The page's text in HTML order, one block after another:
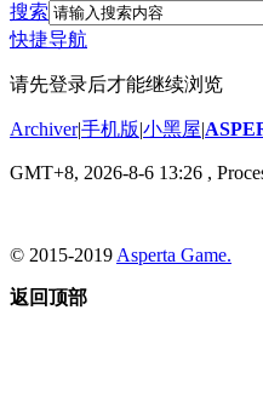
搜索
快捷导航
请先登录后才能继续浏览
Archiver|手机版|小黑屋|
GMT+8, 2026-8-6 13:26 ,
© 2015-2019 Asperta Game.
返回顶部